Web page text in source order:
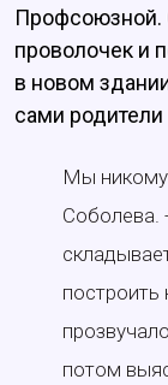
Профсоюзной.
проволочек и
в новом
сами
Мы никому
Соболева.
потом